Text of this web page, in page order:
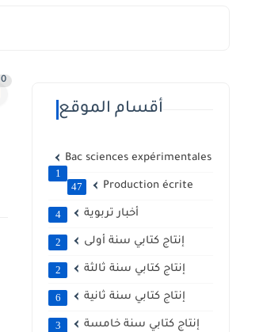
0
أقسام الموقع
Bac sciences expérimentales
1
Production écrite
47
أخبار تربوية 4
إنتاج كتابي سنة أولى 2
إنتاج كتابي سنة ثالثة 2
إنتاج كتابي سنة ثانية 6
إنتاج كتابي سنة خامسة 3